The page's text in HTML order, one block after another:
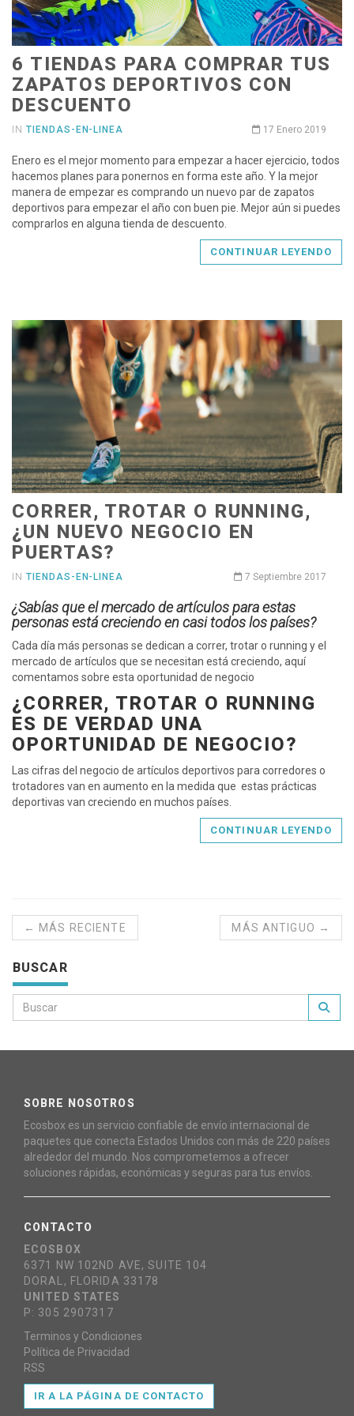
6 TIENDAS PARA COMPRAR TUS
ZAPATOS DEPORTIVOS CON
DESCUENTO
IN TIENDAS-EN-LINEA 17 Enero 2019
Enero es el mejor momento para empezar a hacer ejercicio, todos
hacemos planes para ponernos en forma este año. Y la mejor
manera de empezar es comprando un nuevo par de zapatos
deportivos para empezar el año con buen pie. Mejor aún si puedes
comprarlos en alguna tienda de descuento.
CONTINUAR LEYENDO
CORRER, TROTAR O RUNNING,
¿UN NUEVO NEGOCIO EN
PUERTAS?
IN TIENDAS-EN-LINEA 7 Septiembre 2017
¿Sabías que el mercado de artículos para estas
personas está creciendo en casi todos los países?
Cada día más personas se dedican a correr, trotar o running y el
mercado de artículos que se necesitan está creciendo, aquí
comentamos sobre esta oportunidad de negocio
¿CORRER, TROTAR O RUNNING
ES DE VERDAD UNA
OPORTUNIDAD DE NEGOCIO?
Las cifras del negocio de artículos deportivos para corredores o
trotadores van en aumento en la medida que estas prácticas
deportivas van creciendo en muchos países.
CONTINUAR LEYENDO
← MÁS RECIENTE MÁS ANTIGUO →
BUSCAR
SOBRE NOSOTROS
Ecosbox es un servicio confiable de envío internacional de
paquetes que conecta Estados Unidos con más de 220 países
alrededor del mundo. Nos comprometemos a ofrecer
soluciones rápidas, económicas y seguras para tus envíos.
CONTACTO
ECOSBOX
6371 NW 102ND AVE, SUITE 104
DORAL, FLORIDA 33178
UNITED STATES
P: 305 2907317
Terminos y Condiciones
Política de Privacidad
RSS
IR A LA PÁGINA DE CONTACTO